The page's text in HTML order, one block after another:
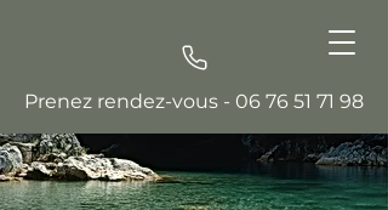
Prenez rendez-vous - 06 76 51 71 98